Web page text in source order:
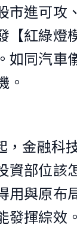
市進可攻
【紅綠燈
如同汽車
。
，金融科
資部位該
用與原布
發揮綜效。